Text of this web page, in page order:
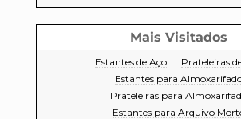
Mais Visitados
Estantes de Aço
Prateleiras
Estantes para
Prateleiras para
Estantes para Arquivo